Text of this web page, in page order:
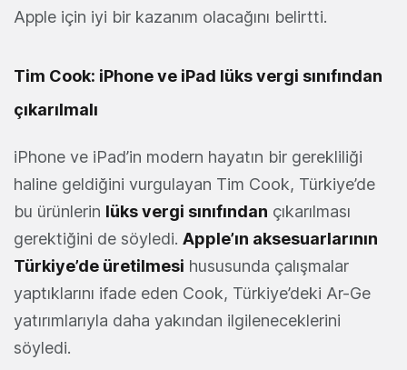
Apple için iyi bir kazanım olacağını belirtti.
Tim Cook: iPhone ve iPad lüks vergi sınıfından
çıkarılmalı
iPhone ve iPad’in modern hayatın bir gerekliliği
haline geldiğini vurgulayan Tim Cook, Türkiye’de
bu ürünlerin lüks vergi sınıfından çıkarılması
gerektiğini de söyledi. Apple’ın aksesuarlarının
Türkiye’de üretilmesi hususunda çalışmalar
yaptıklarını ifade eden Cook, Türkiye’deki Ar-Ge
yatırımlarıyla daha yakından ilgileneceklerini
söyledi.